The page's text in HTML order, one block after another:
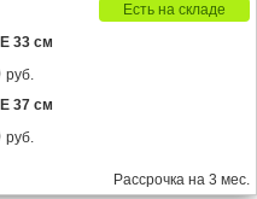
Есть на складе
33 см
руб.
37 см
руб.
Рассрочка на 3 мес.